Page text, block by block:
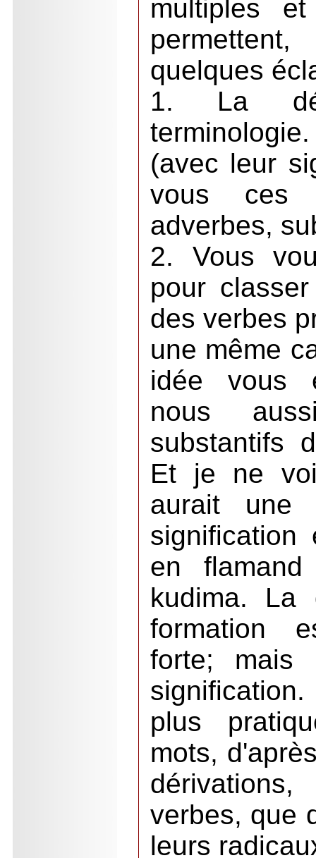
multiples
quelques
1. La
(avec leur
vous ces
adverbes,
2. Vous
pour
des verbes
une même
idée vous
nous
substantifs
Et je ne
aurait une
signification
en
kudima. La
formation
forte;
plus
mots,
verbes, que
leurs